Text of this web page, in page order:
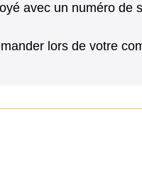
avec un numéro
lors de votre